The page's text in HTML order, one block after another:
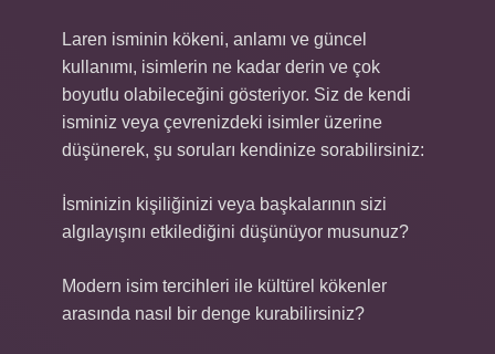
Laren isminin kökeni, anlamı ve güncel
kullanımı, isimlerin ne kadar derin ve çok
boyutlu olabileceğini gösteriyor. Siz de kendi
isminiz veya çevrenizdeki isimler üzerine
düşünerek, şu soruları kendinize sorabilirsiniz:
İsminizin kişiliğinizi veya başkalarının sizi
algılayışını etkilediğini düşünüyor musunuz?
Modern isim tercihleri ile kültürel kökenler
arasında nasıl bir denge kurabilirsiniz?